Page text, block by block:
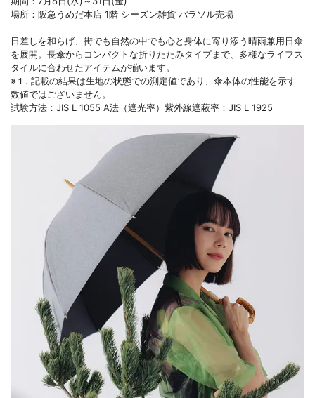
場所：阪急うめだ本店 1階 シーズン雑貨 パラソル売場
日差しを和らげ、街でも自然の中でも心と身体に寄り添う晴雨兼用日傘
を展開。長傘からコンパクトな折りたたみタイプまで、多様なライフス
タイルに合わせたアイテムが揃います。
※１. 記載の結果は生地の状態での測定値であり、傘本体の性能を示す
数値ではございません。
試験方法：JIS L 1055 A法（遮光率）紫外線遮蔽率：JIS L 1925